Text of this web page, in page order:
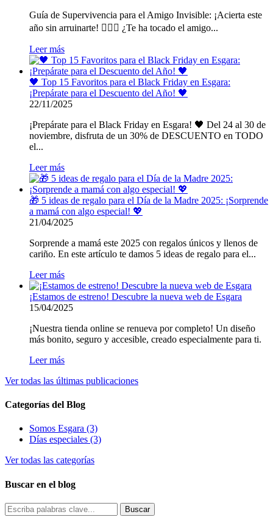
Guía de Supervivencia para el Amigo Invisible: ¡Acierta este
año sin arruinarte! 🕵️‍♂️🎁 ¿Te ha tocado el amigo...
Leer más
🖤 Top 15 Favoritos para el Black Friday en Esgara:
¡Prepárate para el Descuento del Año! 🖤
22/11/2025
¡Prepárate para el Black Friday en Esgara! 🖤 Del 24 al 30 de
noviembre, disfruta de un 30% de DESCUENTO en TODO
el...
Leer más
🎁 5 ideas de regalo para el Día de la Madre 2025: ¡Sorprende
a mamá con algo especial! 💖
21/04/2025
Sorprende a mamá este 2025 con regalos únicos y llenos de
cariño. En este artículo te damos 5 ideas de regalo para el...
Leer más
¡Estamos de estreno! Descubre la nueva web de Esgara
15/04/2025
¡Nuestra tienda online se renueva por completo! Un diseño
más bonito, seguro y accesible, creado especialmente para ti.
Leer más
Ver todas las últimas publicaciones
Categorías del Blog
Somos Esgara (3)
Días especiales (3)
Ver todas las categorías
Buscar en el blog